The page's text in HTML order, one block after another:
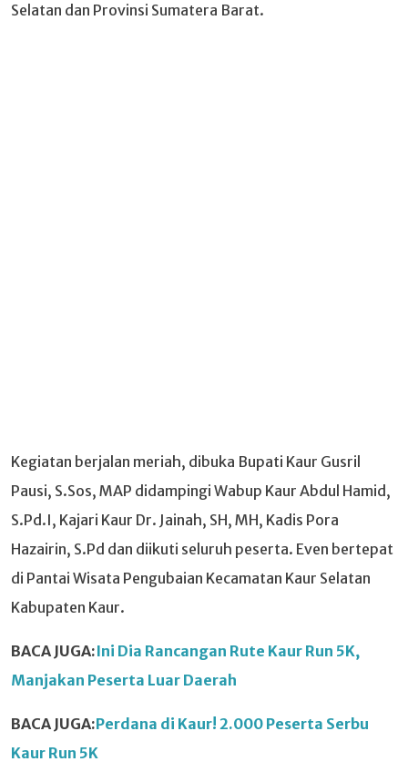
Selatan dan Provinsi Sumatera Barat.
Kegiatan berjalan meriah, dibuka Bupati Kaur Gusril
Pausi, S.Sos, MAP didampingi Wabup Kaur Abdul Hamid,
S.Pd.I, Kajari Kaur Dr. Jainah, SH, MH, Kadis Pora
Hazairin, S.Pd dan diikuti seluruh peserta. Even bertepat
di Pantai Wisata Pengubaian Kecamatan Kaur Selatan
Kabupaten Kaur.
BACA JUGA:Ini Dia Rancangan Rute Kaur Run 5K,
Manjakan Peserta Luar Daerah
BACA JUGA:Perdana di Kaur! 2.000 Peserta Serbu
Kaur Run 5K